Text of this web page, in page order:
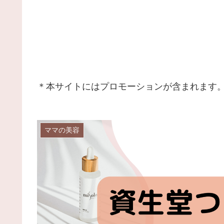
＊本サイトにはプロモーションが含まれます
ママの美容